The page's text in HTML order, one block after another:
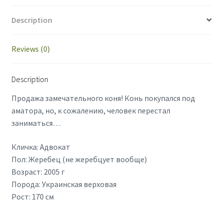
Description
Reviews (0)
Description
Продажа замечательного коня! Конь покупался под
аматора, но, к сожалению, человек перестал
заниматься…
Кличка: Адвокат
Пол: Жеребец (не жеребцует вообще)
Возраст: 2005 г
Порода: Украинская верховая
Рост: 170 см